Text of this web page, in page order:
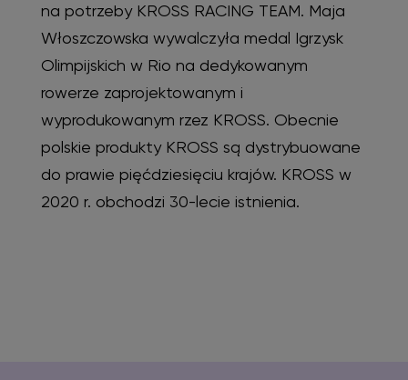
na potrzeby KROSS RACING TEAM. Maja
Włoszczowska wywalczyła medal Igrzysk
Olimpijskich w Rio na dedykowanym
rowerze zaprojektowanym i
wyprodukowanym rzez KROSS. Obecnie
polskie produkty KROSS są dystrybuowane
do prawie pięćdziesięciu krajów. KROSS w
2020 r. obchodzi 30-lecie istnienia.